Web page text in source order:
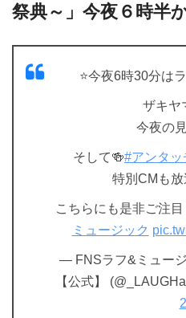
祭典～」今夜６時半
⭐️今夜6時30分は
ザキヤ
今夜の
そして🍻#アンタッ
特別CMも放
こちらにも是非ご注
ミュージック
— FNSラフ&ミュー
【公式】